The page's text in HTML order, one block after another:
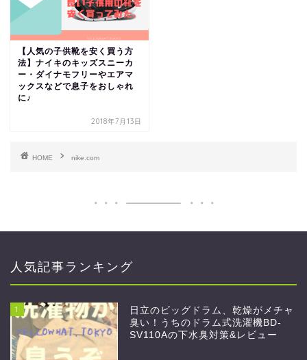
【人気の子供靴を安く買う方
法】ナイキのキッズスニーカ
ー・ダイナモフリーやエアマ
ックスなどで息子をおしゃれ
に♪
2018年7月13日
HOME nike.com
人気記事ランキング
1
日立のビッグドラム、乾燥がメチャ
臭い！うちのドラム式洗濯機BD-
SV110Aの下水臭対策&レビュー